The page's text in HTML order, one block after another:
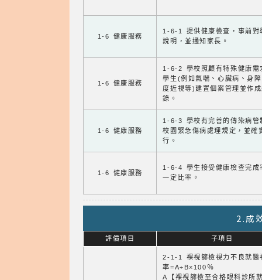
1-6 健康服務
1-6-1 提供健康檢查，事前對
說明，並通知家長。
1-6 健康服務
1-6-2 學校照顧有特殊健康需
學生(例如氣喘、心臟病、身
度近視等)建置個案管理並作
錄。
1-6 健康服務
1-6-3 學校有完善的傳染病管
校園緊急傷病處理規定，並確
行。
1-6 健康服務
1-6-4 學生接受健康檢查完成
一定比率。
2.成
評價項目 子項目
2-1-1 裸視篩檢視力不良就醫
率=A÷B×100％
A【裸視篩檢至合格眼科診所